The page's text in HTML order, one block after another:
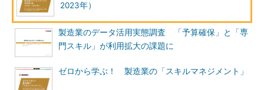
2023年）
製造業のデータ活用実態調査 「予算確保」と「専
門スキル」が利用拡大の課題に
ゼロから学ぶ！ 製造業の「スキルマネジメント」